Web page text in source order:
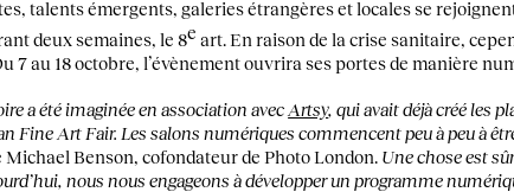
talents émergents, galeries étrangères et locales se
deux semaines, le 8e art. En raison de la crise sanitaire,
7 au 18 octobre, l’évènement ouvrira ses portes de manière
a été imaginée en association avec Artsy, qui avait déjà créé les
Fine Art Fair. Les salons numériques commencent peu à peu à
Michael Benson, cofondateur de Photo London. Une chose est
nous nous engageons à développer un programme